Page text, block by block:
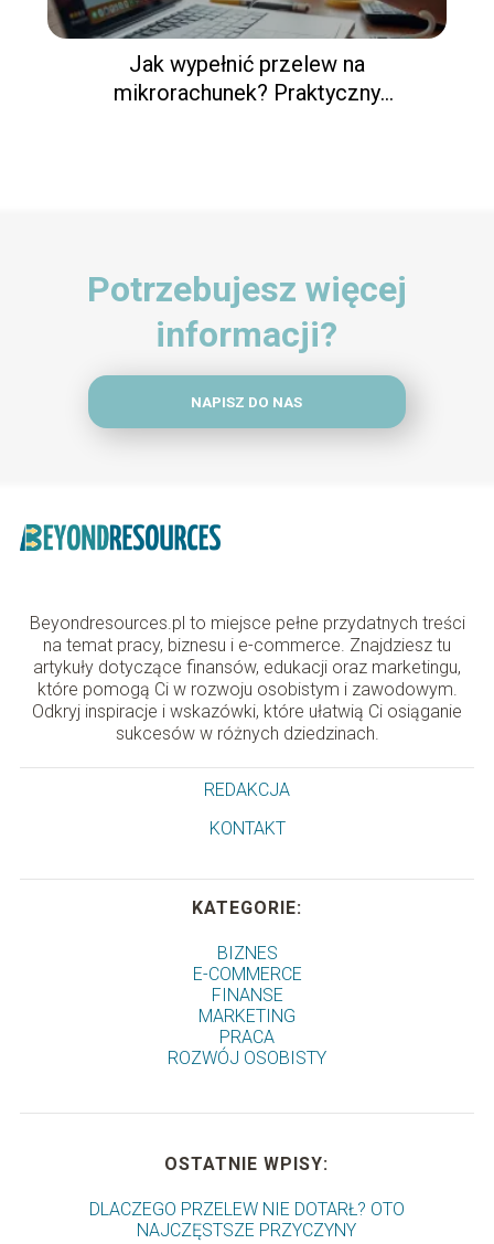
Jak wypełnić przelew na
mikrorachunek? Praktyczny
Potrzebujesz więcej
informacji?
NAPISZ DO NAS
Beyondresources.pl to miejsce pełne przydatnych treści
na temat pracy, biznesu i e-commerce. Znajdziesz tu
artykuły dotyczące finansów, edukacji oraz marketingu,
które pomogą Ci w rozwoju osobistym i zawodowym.
Odkryj inspiracje i wskazówki, które ułatwią Ci osiąganie
sukcesów w różnych dziedzinach.
REDAKCJA
KONTAKT
KATEGORIE:
BIZNES
E-COMMERCE
FINANSE
MARKETING
PRACA
ROZWÓJ OSOBISTY
OSTATNIE WPISY:
DLACZEGO PRZELEW NIE DOTARŁ? OTO
NAJCZĘSTSZE PRZYCZYNY